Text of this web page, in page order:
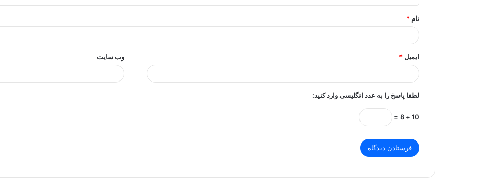
*
نام *
ایمیل * وب‌ سایت
لطفا پاسخ را به عدد انگلیسی وارد کنید:
10 + 8 =